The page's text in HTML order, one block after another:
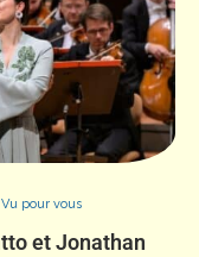
Vu pour vous
et Jonathan